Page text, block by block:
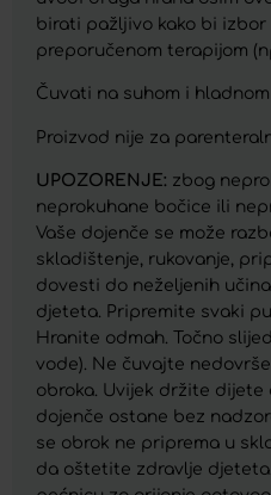
birati pažljivo kako bi
preporučenom terapijom
Čuvati na suhom i
Proizvod nije za
UPOZORENJE: zbog
neprokuhane bočice ili
Vaše dojenče se može
skladištenje, rukovanje,
dovesti do neželjenih
djeteta. Pripremite svaki
Hranite odmah. Točno
vode). Ne čuvajte
obroka. Uvijek držite dijete
dojenče ostane bez
se obrok ne priprema u
da oštetite zdravlje